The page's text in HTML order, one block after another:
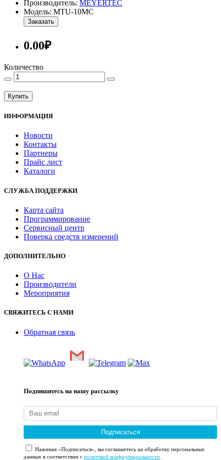
Производитель: MEYERTEC
Модель: MTU-10MC
Заказать
0.00₽
Количество
Купить
ИНФОРМАЦИЯ
Новости
Контакты
Партнеры
Прайс лист
Каталоги
СЛУЖБА ПОДДЕРЖКИ
Карта сайта
Программирование
Сервисный центр
Поверка средств измерений
ДОПОЛНИТЕЛЬНО
О Нас
Производители
Мероприятия
СВЯЖИТЕСЬ С НАМИ
Обратная связь
Подпишитесь на нашу рассылку
Подписаться
Нажимая «Подписаться», вы соглашаетесь на обработку персональных
данных в соответствии с политикой конфиденциальности